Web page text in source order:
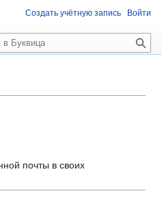
почты в своих
Создать учётную запись Войти